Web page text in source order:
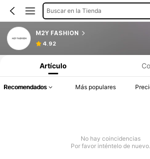
Buscar en la Tienda
M2Y FASHION
4.92
Artículo
Recomendados Más populares
No hay coincidencias
Por favor inténtelo de nuevo.